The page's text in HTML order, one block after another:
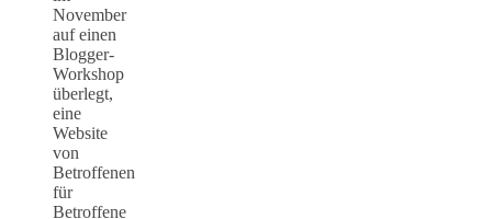
November
auf einen
Blogger-
Workshop
überlegt,
eine
Website
von
Betroffenen
für
Betroffene